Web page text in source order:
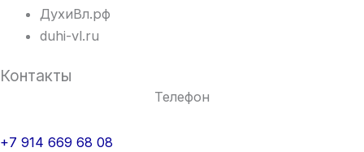
ДухиВл.рф
duhi-vl.ru
Контакты
Телефон
+7 914 669 68 08